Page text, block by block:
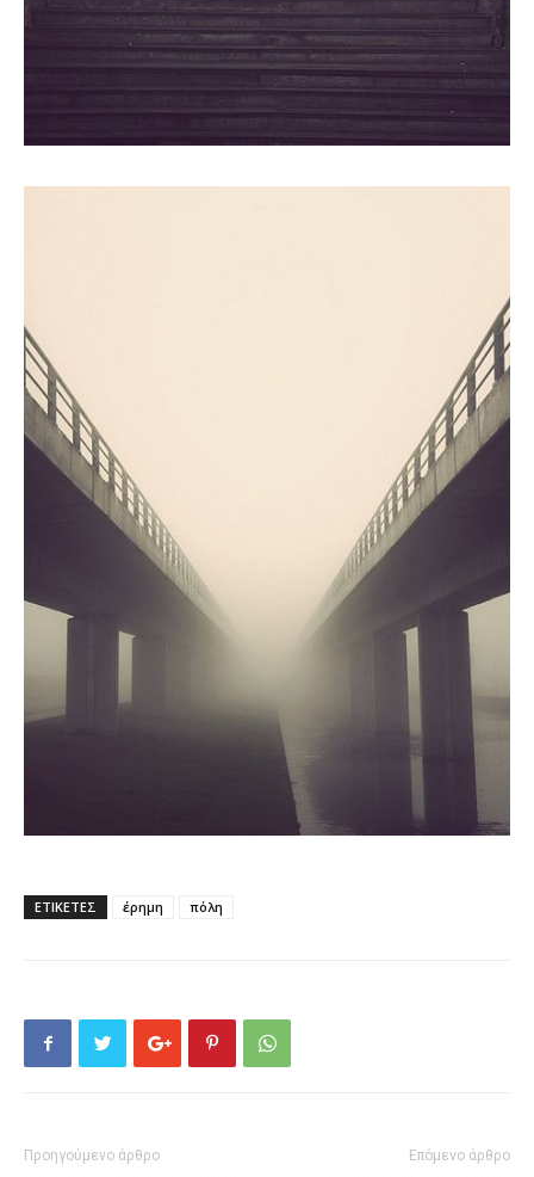
ΕΤΙΚΕΤΕΣ έρημη πόλη
Προηγούμενο άρθρο Επόμενο άρθρο